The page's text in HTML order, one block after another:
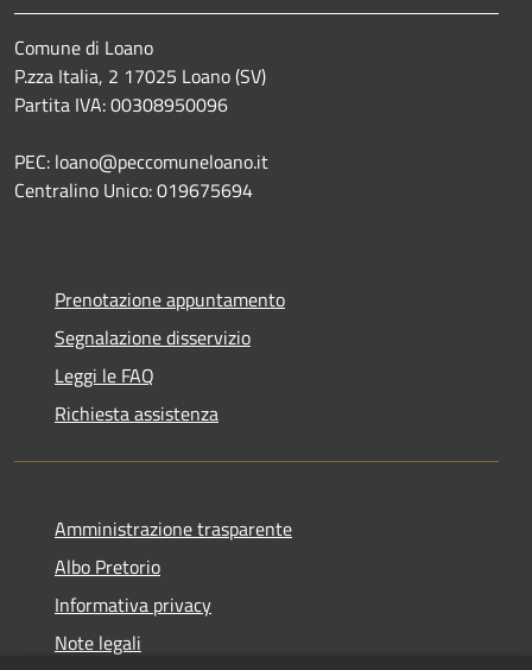
Comune di Loano
P.zza Italia, 2 17025 Loano (SV)
Partita IVA: 00308950096
PEC: loano@peccomuneloano.it
Centralino Unico: 019675694
Prenotazione appuntamento
Segnalazione disservizio
Leggi le FAQ
Richiesta assistenza
Amministrazione trasparente
Albo Pretorio
Informativa privacy
Note legali